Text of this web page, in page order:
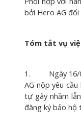
bởi Hero AG
Tóm tắt vụ
1. Ngày 16/06/
AG nộp yêu
tự gây nhầm
đăng ký bảo hộ